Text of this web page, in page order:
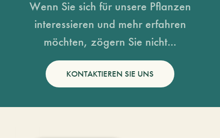
Wenn Sie sich für unsere Pflanzen
interessieren und mehr erfahren
möchten, zögern Sie nicht...
KONTAKTIEREN SIE UNS